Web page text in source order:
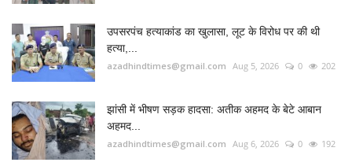
उपसरपंच हत्याकांड का खुलासा, लूट के विरोध पर की थी
हत्या,...
azadhindtimes@gmail.com Aug 5, 2026 0 202
झांसी में भीषण सड़क हादसा: अतीक अहमद के बेटे आबान
अहमद...
azadhindtimes@gmail.com Aug 6, 2026 0 192